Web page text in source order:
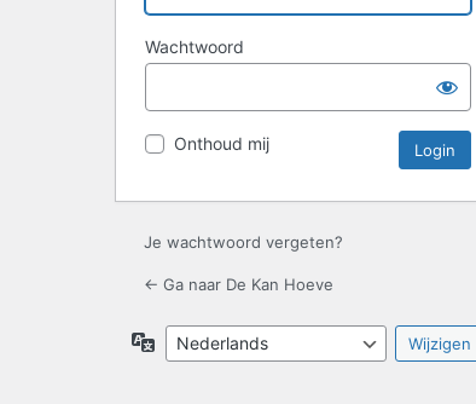
Wachtwoord
Onthoud mij
Je wachtwoord vergeten?
← Ga naar De Kan Hoeve
Taal